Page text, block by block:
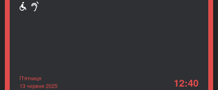
П'ятниця
13 червня 2025
12:40